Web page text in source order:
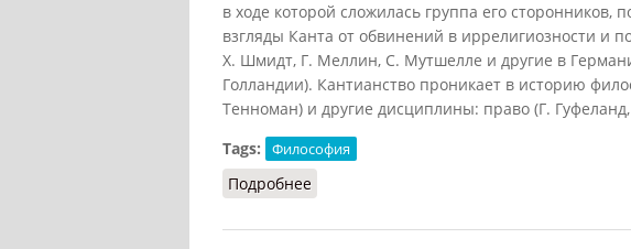
в ходе которой сложилась группа его
взгляды Канта от обвинений в иррелигиозности и
X. Шмидт, Г. Меллин, С. Мутшелле и другие в
Голландии). Кантианство проникает в историю
Тенноман) и другие дисциплины: право (Г.
Tags:
Философия
Подробнее